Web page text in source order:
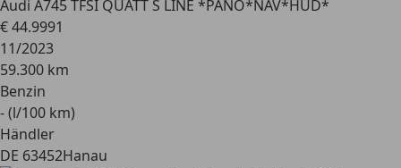
Audi A745 TFSI QUATT S LINE *PANO*NAV*HUD*
€ 44.9991
11/2023
59.300 km
Benzin
- (l/100 km)
Händler
DE 63452Hanau